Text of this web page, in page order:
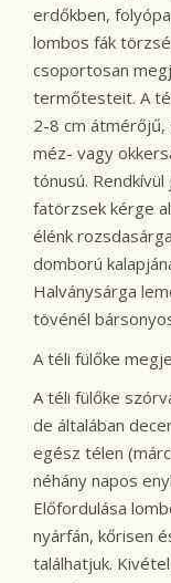
erdőkben,
lombos fák
csoportosan
termőtesteit. A
2-8 cm átmérőjű,
méz- vagy
tónusú.
fatörzsek kérge
élénk
domború
Halványsárga
tövénél
A téli fülőke
A téli fülőke
de általában
egész télen
néhány napos
Előfordulása
nyárfán, kőrisen
találhatjuk.